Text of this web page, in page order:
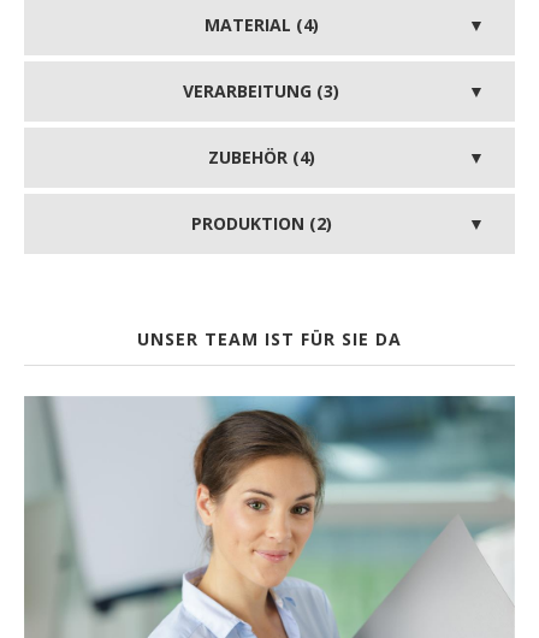
MATERIAL (4)
VERARBEITUNG (3)
ZUBEHÖR (4)
PRODUKTION (2)
UNSER TEAM IST FÜR SIE DA